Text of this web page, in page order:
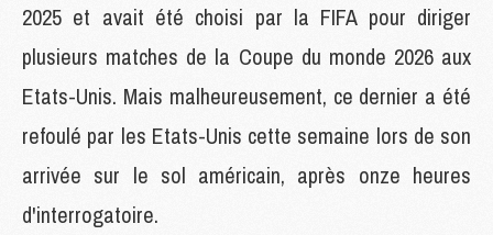
2025 et avait été choisi par la FIFA pour diriger
plusieurs matches de la Coupe du monde 2026 aux
Etats-Unis. Mais malheureusement, ce dernier a été
refoulé par les Etats-Unis cette semaine lors de son
arrivée sur le sol américain, après onze heures
d'interrogatoire.